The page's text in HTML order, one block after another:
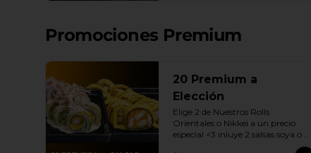
Promociones Premium
20 Premium a
Elección
Elige 2 de Nuestros Rolls
Orientales o Nikkei a un precio
especial <3 inluye 2 salsas soya o